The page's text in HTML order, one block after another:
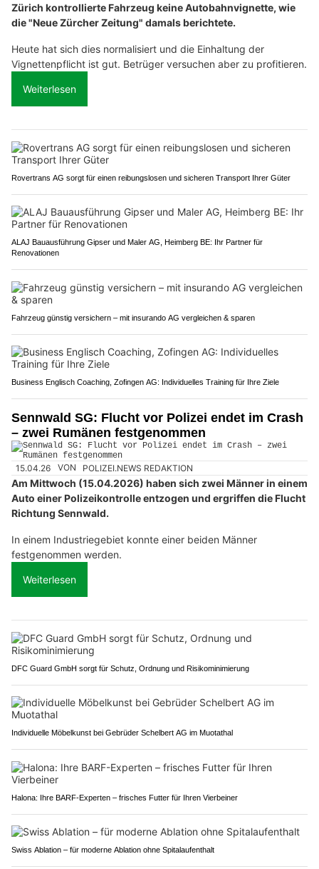
Zürich kontrollierte Fahrzeug keine Autobahnvignette, wie
die "Neue Zürcher Zeitung" damals berichtete.
Heute hat sich dies normalisiert und die Einhaltung der
Vignettenpflicht ist gut. Betrüger versuchen aber zu profitieren.
Weiterlesen
Rovertrans AG sorgt für einen reibungslosen und sicheren Transport Ihrer Güter
ALAJ Bauausführung Gipser und Maler AG, Heimberg BE: Ihr Partner für
Renovationen
Fahrzeug günstig versichern – mit insurando AG vergleichen & sparen
Business Englisch Coaching, Zofingen AG: Individuelles Training für Ihre Ziele
Sennwald SG: Flucht vor Polizei endet im Crash
– zwei Rumänen festgenommen
15.04.26 VON POLIZEI.NEWS REDAKTION
Am Mittwoch (15.04.2026) haben sich zwei Männer in einem
Auto einer Polizeikontrolle entzogen und ergriffen die Flucht
Richtung Sennwald.
In einem Industriegebiet konnte einer beiden Männer
festgenommen werden.
Weiterlesen
DFC Guard GmbH sorgt für Schutz, Ordnung und Risikominimierung
Individuelle Möbelkunst bei Gebrüder Schelbert AG im Muotathal
Halona: Ihre BARF-Experten – frisches Futter für Ihren Vierbeiner
Swiss Ablation – für moderne Ablation ohne Spitalaufenthalt